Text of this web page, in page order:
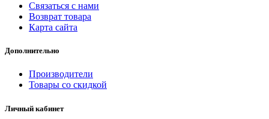
Связаться с нами
Возврат товара
Карта сайта
Дополнительно
Производители
Товары со скидкой
Личный кабинет